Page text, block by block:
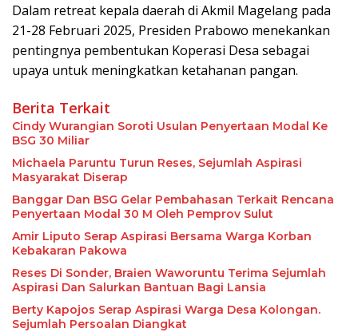
Dalam retreat kepala daerah di Akmil Magelang pada
21-28 Februari 2025, Presiden Prabowo menekankan
pentingnya pembentukan Koperasi Desa sebagai
upaya untuk meningkatkan ketahanan pangan.
Berita Terkait
Cindy Wurangian Soroti Usulan Penyertaan Modal Ke
BSG 30 Miliar
Michaela Paruntu Turun Reses, Sejumlah Aspirasi
Masyarakat Diserap
Banggar Dan BSG Gelar Pembahasan Terkait Rencana
Penyertaan Modal 30 M Oleh Pemprov Sulut
Amir Liputo Serap Aspirasi Bersama Warga Korban
Kebakaran Pakowa
Reses Di Sonder, Braien Waworuntu Terima Sejumlah
Aspirasi Dan Salurkan Bantuan Bagi Lansia
Berty Kapojos Serap Aspirasi Warga Desa Kolongan.
Sejumlah Persoalan Diangkat